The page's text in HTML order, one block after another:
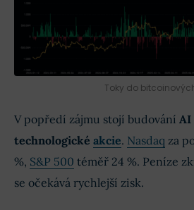
Toky do bitcoinových
V popředí zájmu stojí budování
technologické akcie. Nasdaq za
%, S&P 500 téměř 24 %. Peníze
se očekává rychlejší zisk.